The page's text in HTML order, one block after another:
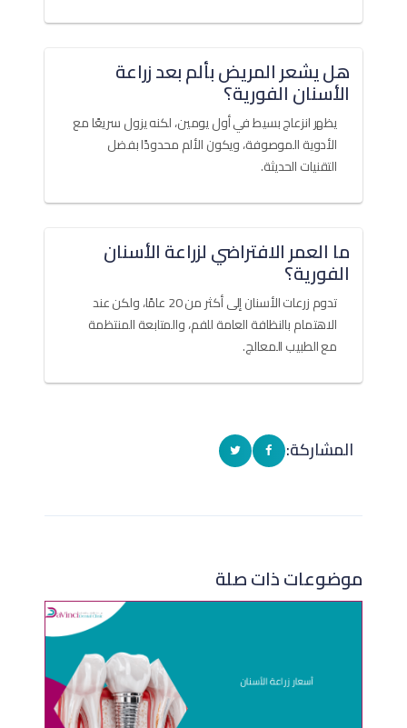
هل يشعر المريض بألم بعد زراعة
الأسنان الفورية؟
يظهر انزعاج بسيط في أول يومين، لكنه يزول سريعًا مع
الأدوية الموصوفة، ويكون الألم محدودًا بفضل
التقنيات الحديثة.
ما العمر الافتراضي لزراعة الأسنان
الفورية؟
تدوم زرعات الأسنان إلى أكثر من 20 عامًا، ولكن عند
الاهتمام بالنظافة العامة للفم، والمتابعة المنتظمة
مع الطبيب المعالج.
المشاركة:
موضوعات ذات صلة